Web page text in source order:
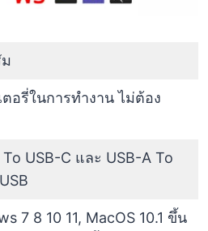
ตอรี่ในการทำงาน ไม่ต้อง
To USB-C และ USB-A To
7 8 10 11, MacOS 10.1 ขึ้น